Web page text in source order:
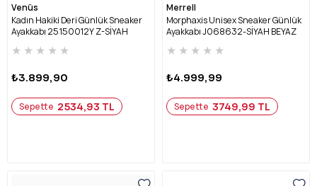
Venüs
Kadın Hakiki Deri Günlük Sneaker
Ayakkabı 25150012Y Z-SİYAH
★ ★ ★ ★ ★
₺3.899,90
Sepette 2534,93 TL
Merrell
Morphaxis Unisex Sneaker Günlük
Ayakkabı J068632-SİYAH BEYAZ
★ ★ ★ ★ ★
₺4.999,99
Sepette 3749,99 TL